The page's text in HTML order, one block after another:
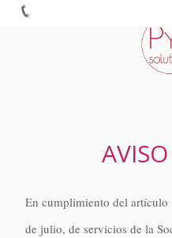
En cumplimiento del
de julio, de servicios de la